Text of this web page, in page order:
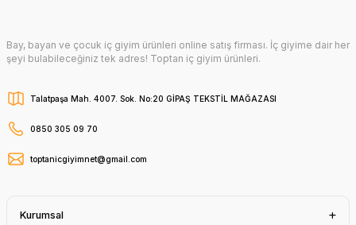
Bay, bayan ve çocuk iç giyim ürünleri online satış firması. İç giyime dair her
şeyi bulabileceğiniz tek adres! Toptan iç giyim ürünleri.
Talatpaşa Mah. 4007. Sok. No:20 GİPAŞ TEKSTİL MAĞAZASI
0850 305 09 70
toptanicgiyimnet@gmail.com
Kurumsal